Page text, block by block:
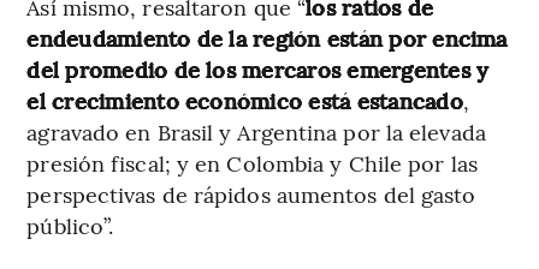
Así mismo, resaltaron que “los ratios de
endeudamiento de la región están por encima
del promedio de los mercaros emergentes y
el crecimiento económico está estancado,
agravado en Brasil y Argentina por la elevada
presión fiscal; y en Colombia y Chile por las
perspectivas de rápidos aumentos del gasto
público”.